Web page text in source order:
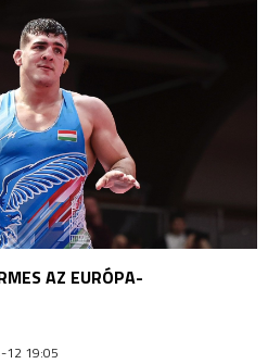
AZ EURÓPA-
12 19:05